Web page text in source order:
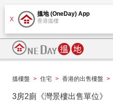
X
搵地 (OneDay) App
香港搵樓
搵樓盤 > 住宅 > 香港的出售樓盤 >
3房2廁《灣景樓出售單位》